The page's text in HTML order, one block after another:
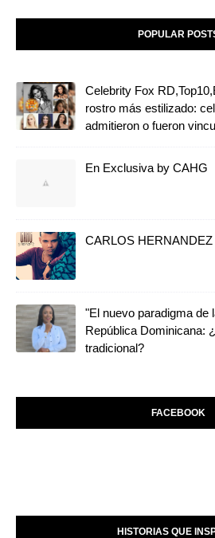
POPULAR
Celebrity Fox
rostro más estilizado:
admitieron o fueron
En Exclusiva by CAHG
CARLOS
"El nuevo paradigma de
República Dominicana:
tradicional?
FACEBOOK
HISTORIAS QUE